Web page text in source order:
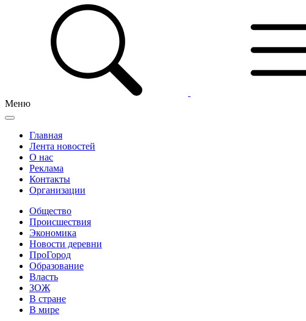
Меню
Главная
Лента новостей
О нас
Реклама
Контакты
Организации
Общество
Происшествия
Экономика
Новости деревни
ПроГород
Образование
Власть
ЗОЖ
В стране
В мире